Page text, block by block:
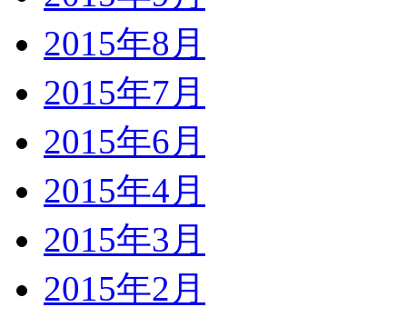
2015年8月
2015年7月
2015年6月
2015年4月
2015年3月
2015年2月